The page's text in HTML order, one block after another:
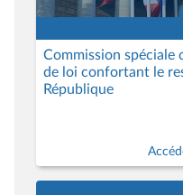
Commission spéciale
de loi confortant le
République